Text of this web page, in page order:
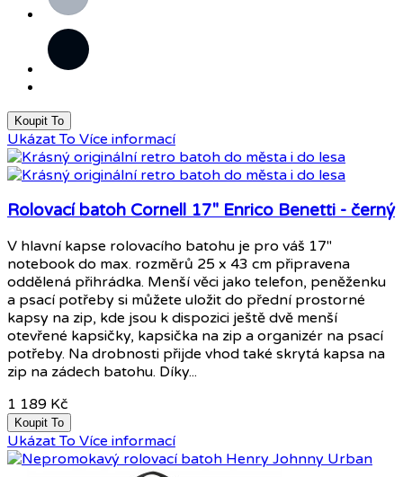
Černá
Koupit To
Ukázat To Více informací
Rolovací batoh Cornell 17" Enrico Benetti - černý
V hlavní kapse rolovacího batohu je pro váš 17"
notebook do max. rozměrů 25 x 43 cm připravena
oddělená přihrádka. Menší věci jako telefon, peněženku
a psací potřeby si můžete uložit do přední prostorné
kapsy na zip, kde jsou k dispozici ještě dvě menší
otevřené kapsičky, kapsička na zip a organizér na psací
potřeby. Na drobnosti přijde vhod také skrytá kapsa na
zip na zádech batohu. Díky...
1 189 Kč
Koupit To
Ukázat To Více informací